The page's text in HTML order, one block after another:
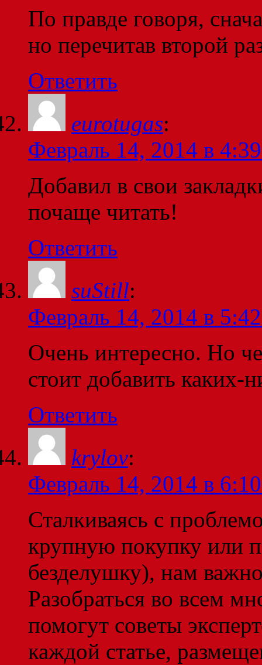
По правде говоря,
но перечитав второй
Ответить
eurotugas:
Февраль 14, 2014 в
Добавил в свои
почаще читать!
Ответить
suStill:
Февраль 14, 2014 в
Очень интересно. Но
стоит добавить каких-
Ответить
krylov:
Февраль 14, 2014 в
Сталкиваясь с
крупную покупку или
безделушку), нам важно
Разобраться во всем
помогут советы
каждой статье,